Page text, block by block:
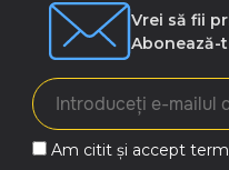
Vrei să fii
Abonează-
Am citit și accept